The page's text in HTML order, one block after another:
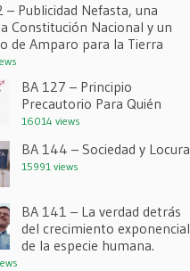
– Publicidad Nefasta, una
Constitución Nacional y un
de Amparo para la Tierra
BA 127 – Principio
Precautorio Para Quién
16014 views
BA 144 – Sociedad y Locura
15991 views
BA 141 – La verdad detrás
del crecimiento exponencial
de la especie humana.